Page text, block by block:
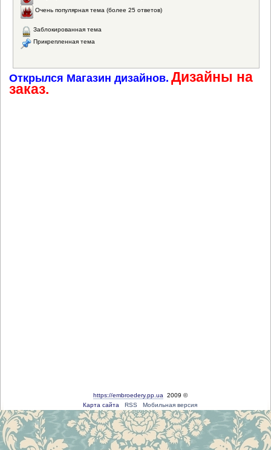
Очень популярная тема (более 25 ответов)
Заблокированная тема
Прикрепленная тема
Открылся Магазин дизайнов. Дизайны на
заказ.
https://embroedery.pp.ua 2009 ©
Карта сайта
RSS Мобильная версия